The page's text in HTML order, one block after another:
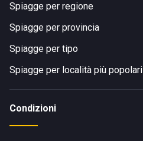
Spiagge per regione
Spiagge per provincia
Spiagge per tipo
Spiagge per località più popolari
Condizioni